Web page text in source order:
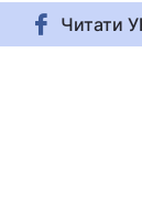
Читати